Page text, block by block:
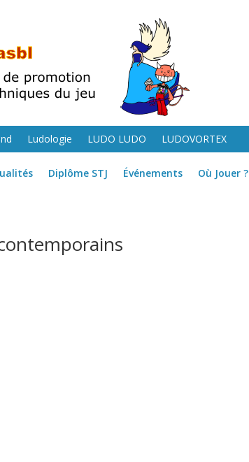
Ludologie LUDO LUDO LUDOVORTEX
Diplôme STJ Événements Où Jouer ?